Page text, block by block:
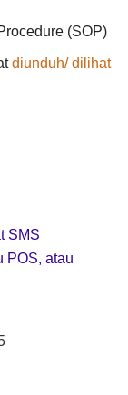
(SOP)
diunduh/ dilihat
SMS
POS, atau